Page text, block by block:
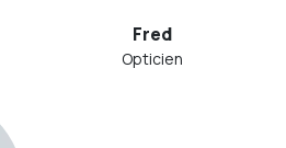
Fred
Opticien